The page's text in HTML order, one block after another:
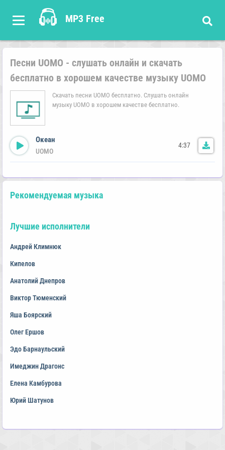
MP3 Free
Песни UOMO - слушать онлайн и скачать
бесплатно в хорошем качестве музыку UOMO
Скачать песни UOMO бесплатно. Слушать онлайн
музыку UOMO в хорошем качестве бесплатно.
Океан
UOMO
4:37
Рекомендуемая музыка
Лучшие исполнители
Андрей Климнюк
Кипелов
Анатолий Днепров
Виктор Тюменский
Яша Боярский
Олег Ершов
Эдо Барнаульский
Имеджин Драгонс
Елена Камбурова
Юрий Шатунов